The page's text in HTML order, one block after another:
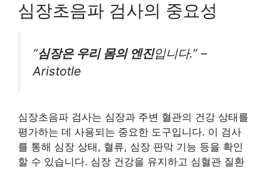
심장초음파 검사의 중요성
“심장은 우리 몸의 엔진입니다.” –
Aristotle
심장초음파 검사는 심장과 주변 혈관의 건강 상태를
평가하는 데 사용되는 중요한 도구입니다. 이 검사
를 통해 심장 상태, 혈류, 심장 판막 기능 등을 확인
할 수 있습니다. 심장 건강을 유지하고 심혈관 질환